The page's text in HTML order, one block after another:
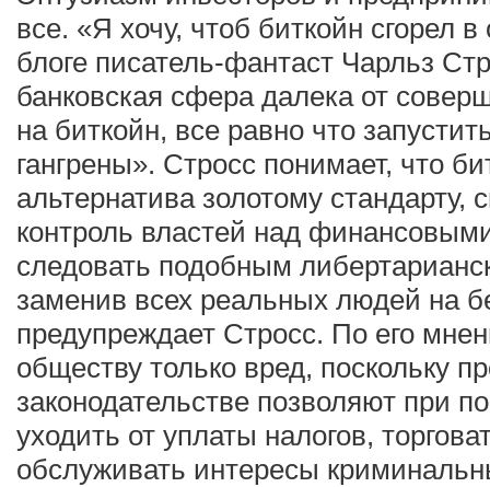
все. «Я хочу, чтоб биткойн сгорел
блоге писатель-фантаст Чарльз
банковская сфера далека от
на биткойн, все равно что
гангрены». Стросс понимает, что
альтернатива золотому стандарту,
контроль властей над
следовать подобным
заменив всех реальных людей на
предупреждает Стросс. По его
обществу только вред, поскольку
законодательстве позволяют при
уходить от уплаты налогов,
обслуживать интересы